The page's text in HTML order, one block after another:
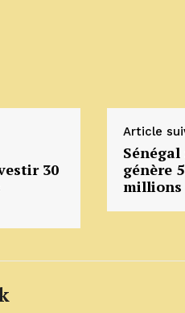
30
Article
génère
millions